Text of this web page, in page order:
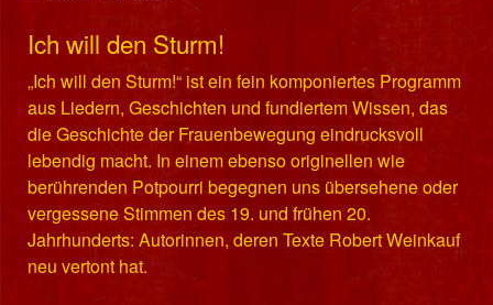
Ich will den Sturm!
„Ich will den Sturm!“ ist ein fein komponiertes Programm
aus Liedern, Geschichten und fundiertem Wissen, das
die Geschichte der Frauenbewegung eindrucksvoll
lebendig macht. In einem ebenso originellen wie
berührenden Potpourri begegnen uns übersehene oder
vergessene Stimmen des 19. und frühen 20.
Jahrhunderts: Autorinnen, deren Texte Robert Weinkauf
neu vertont hat.